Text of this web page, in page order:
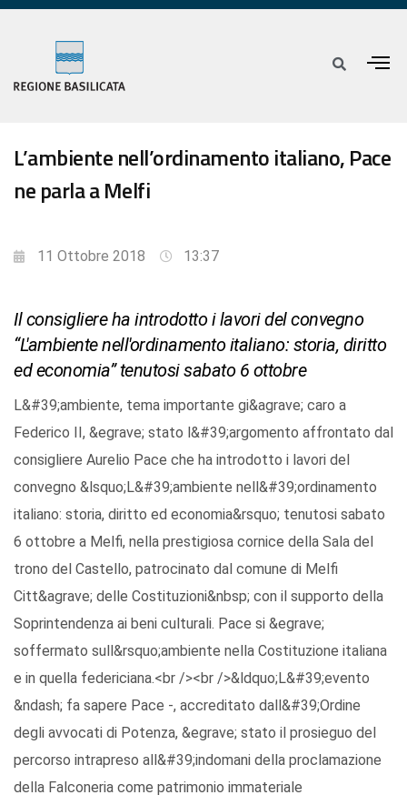
L’ambiente nell’ordinamento italiano, Pace
ne parla a Melfi
11 Ottobre 2018 13:37
Il consigliere ha introdotto i lavori del convegno
“L'ambiente nell'ordinamento italiano: storia, diritto
ed economia” tenutosi sabato 6 ottobre
L&#39;ambiente, tema importante gi&agrave; caro a
Federico II, &egrave; stato l&#39;argomento affrontato dal
consigliere Aurelio Pace che ha introdotto i lavori del
convegno &lsquo;L&#39;ambiente nell&#39;ordinamento
italiano: storia, diritto ed economia&rsquo; tenutosi sabato
6 ottobre a Melfi, nella prestigiosa cornice della Sala del
trono del Castello, patrocinato dal comune di Melfi
Citt&agrave; delle Costituzioni&nbsp; con il supporto della
Soprintendenza ai beni culturali. Pace si &egrave;
soffermato sull&rsquo;ambiente nella Costituzione italiana
e in quella federiciana.<br /><br />&ldquo;L&#39;evento
&ndash; fa sapere Pace -, accreditato dall&#39;Ordine
degli avvocati di Potenza, &egrave; stato il prosieguo del
percorso intrapreso all&#39;indomani della proclamazione
della Falconeria come patrimonio immateriale